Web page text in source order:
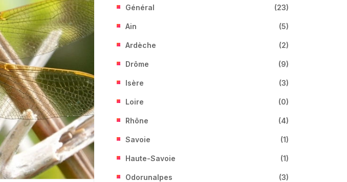
Général (23)
Ain (5)
Ardèche (2)
Drôme (9)
Isère (3)
Loire (0)
Rhône (4)
Savoie (1)
Haute-Savoie (1)
Odorunalpes (3)